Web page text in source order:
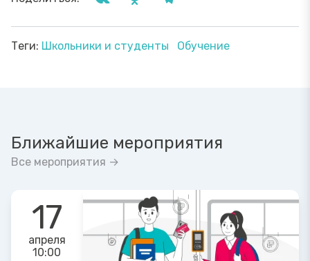
Теги: Школьники и студенты Обучение
Ближайшие мероприятия
Все мероприятия →
17
апреля
10:00